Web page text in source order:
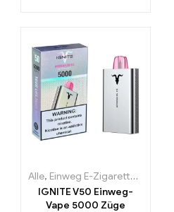
Einweg-E-Zigaretten Litauen,Einweg-
Alle, Einweg E-Zigaretten
IGNITE V50 Einweg-
Vape 5000 Züge